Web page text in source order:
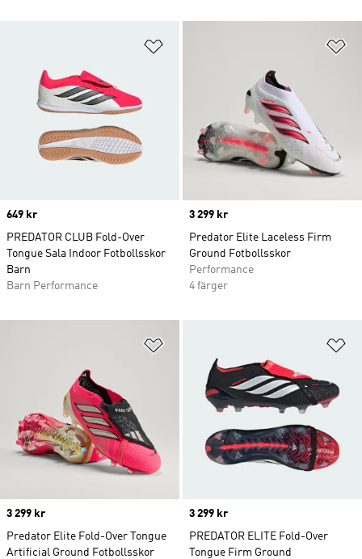
Price
649 kr
PREDATOR CLUB Fold-Over
Tongue Sala Indoor Fotbollsskor
Barn
Barn Performance
Price
3 299 kr
Predator Elite Laceless Firm
Ground Fotbollsskor
Performance
4 färger
Price
3 299 kr
Predator Elite Fold-Over Tongue
Artificial Ground Fotbollsskor
Price
3 299 kr
PREDATOR ELITE Fold-Over
Tongue Firm Ground